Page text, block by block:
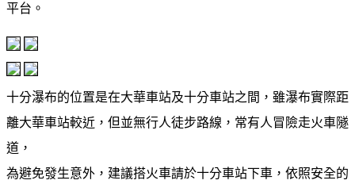
平台。
十分瀑布的位置是在大華車站及十分車站之間，雖瀑布實際距
離大華車站較近，但並無行人徒步路線，常有人冒險走火車隧
道，
為避免發生意外，建議搭火車請於十分車站下車，依照安全的